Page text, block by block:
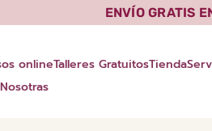
ENVÍO GRATIS
onlineTalleres GratuitosTienda
Nosotras